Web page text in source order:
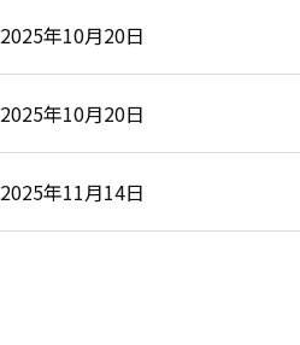
2025年10月20日
2025年10月20日
2025年11月14日